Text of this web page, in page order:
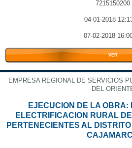
7215150200
04-01-2018
07-02-2018
VER
EMPRESA REGIONAL DE SERVICIOS
DEL
EJECUCION DE LA OBRA:
ELECTRIFICACION RURAL
PERTENECIENTES AL